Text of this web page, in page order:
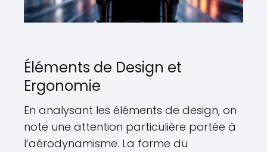
Éléments de Design et
Ergonomie
En analysant les éléments de design, on
note une attention particulière portée à
l’aérodynamisme. La forme du